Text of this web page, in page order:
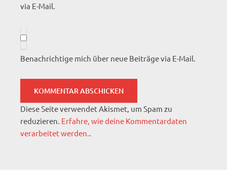
via E-Mail.
Benachrichtige mich über neue Beiträge via E-Mail.
Diese Seite verwendet Akismet, um Spam zu
reduzieren. Erfahre, wie deine Kommentardaten
verarbeitet werden..